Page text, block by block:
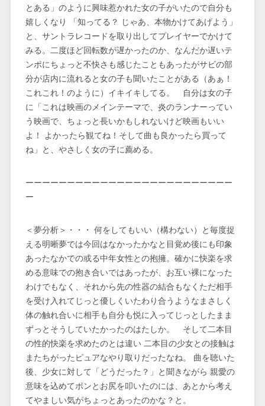
とある」のように興味惹かれた女の子がいたので自分も
嬉しくなり 「知ってる？ じゃあ、本物かけてあげよう」
と、サントラレコードを取り出してプレイヤーでかけて
みる。二度ほど回転数が遅かったのか、なんだか遅いテ
ンポにちょっと不快さも感じたこともあったがサビの部
分が店内に流れると女の子も聞いたことがある（あぁ！
これこれ！のように）イキイキしてる。 自分は女の子
に「これは映画のメインテーマで、炎のランナーってい
う映画で、ちょっと長いかもしれないけど映画もいい
よ！ よかったら観てね！そして曲も良かったら買って
ね」と、やさしく女の子に薦める。
ーーーーーーーーーーーーーーーーーーーーーーーーー
ー
＜夢分析＞・・・ 何をしてもいい（構わない）と毎度捉
える明晰夢では今回はなかったかなと目覚め後にも印象
あったなかでの或る中年女性との抱擁。確かに快楽を求
める意味での抱き合いではあったが、お互い裸になった
わけでもなく、それから先の性器の結合もなくただ相手
を受け入れてじっと優しくいたわり合うようなまさしく
体の触れ合いに相手も自分も悦に入ってじっとしたまま
ずっとそうしていたかったのはたしか。 そして二本目
の性的快楽を求めたのとは違い 二本目の少女との接触は
またちがったピュアなやり取りだったなね。 曲を聴いた
後、少女に対して「どうだった？」と聞きながら 親愛の
意味を込めてポンとお尻を叩いたのには、あとから考え
てやましい気がちょっとあったのかな？と。